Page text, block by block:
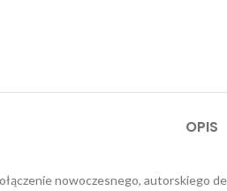
OPIS
nowoczesnego, autorskiego